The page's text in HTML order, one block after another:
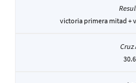
victoria primera mitad +